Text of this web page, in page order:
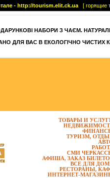
- http://tourism.elit.ck.ua [ горящие
НАБОРИ З ЧАЄМ.
ДЛЯ ВАС В ЕКОЛОГІЧНО ЧИСТИХ
ТОВАРЫ И
ТУРИЗМ,
СМИ
АФИША, ЗАКАЗ
ВСЕ ДЛЯ
РЕСТОРАНЫ,
ИНТЕРНЕТ-